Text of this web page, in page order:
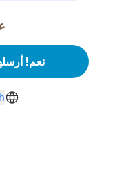
نعم!